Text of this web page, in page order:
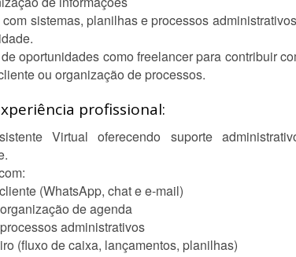
sistemas, planilhas e processos
oportunidades como freelancer para contribuir
ou organização de processos.
profissional:
Virtual oferecendo suporte
(WhatsApp, chat e e-mail)
de agenda
administrativos
(fluxo de caixa, lançamentos, planilhas)